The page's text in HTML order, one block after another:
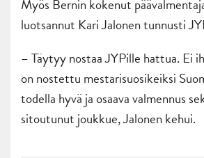
Myös Bernin kokenut
luotsannut Kari Jalonen tunnusti
– Täytyy nostaa JYPille hattua. Ei
on nostettu mestarisuosikeiksi
todella hyvä ja osaava valmennus
sitoutunut joukkue, Jalonen kehui.